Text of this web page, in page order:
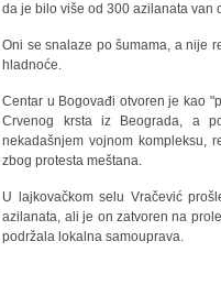
da je bilo više od 300 azilanata van
Oni se snalaze po šumama, a nije
hladnoće.
Centar u Bogovađi otvoren je kao
Crvenog krsta iz Beograda, a
nekadašnjem vojnom kompleksu,
zbog protesta meštana.
U lajkovačkom selu Vračević
azilanata, ali je on zatvoren na
podržala lokalna samouprava.